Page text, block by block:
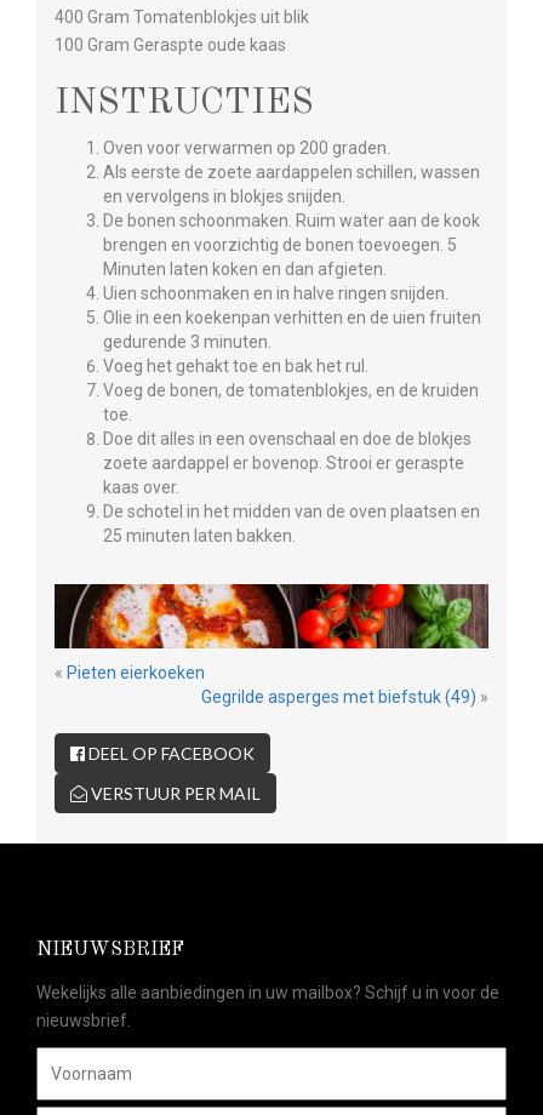
400 Gram Tomatenblokjes uit blik
100 Gram Geraspte oude kaas
INSTRUCTIES
Oven voor verwarmen op 200 graden.
Als eerste de zoete aardappelen schillen, wassen
en vervolgens in blokjes snijden.
De bonen schoonmaken. Ruim water aan de kook
brengen en voorzichtig de bonen toevoegen. 5
Minuten laten koken en dan afgieten.
Uien schoonmaken en in halve ringen snijden.
Olie in een koekenpan verhitten en de uien fruiten
gedurende 3 minuten.
Voeg het gehakt toe en bak het rul.
Voeg de bonen, de tomatenblokjes, en de kruiden
toe.
Doe dit alles in een ovenschaal en doe de blokjes
zoete aardappel er bovenop. Strooi er geraspte
kaas over.
De schotel in het midden van de oven plaatsen en
25 minuten laten bakken.
« Pieten eierkoeken
Gegrilde asperges met biefstuk (49) »
DEEL OP FACEBOOK
VERSTUUR PER MAIL
NIEUWSBRIEF
Wekelijks alle aanbiedingen in uw mailbox? Schijf u in voor de
nieuwsbrief.